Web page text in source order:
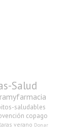
Salud
saludables
copago
verano Donar